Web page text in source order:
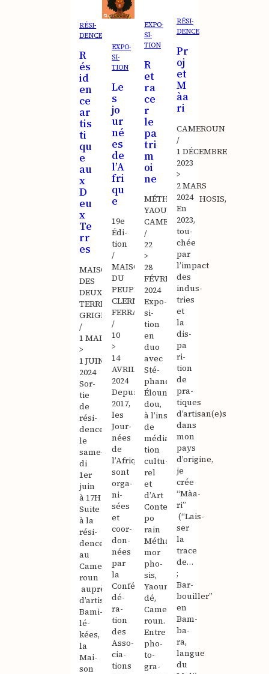
RÉSI­
DENCE
R
és
id
en
ce
ar
tis
ti
qu
e
au
x
D
eu
x
Te
rr
es
MAISON
DES
DEUX
TERRES,
GRIGNAN
/
1 MAI
>
1 JUIN
2024
Sor­
tie
de
rési­
dence
le
same­
di
1er
juin
à 17H
Suite
à la
rési­
dence
au
Came­
roun
auprès
d’artisanes
Bami­
lé­
kées,
la
Mai­
son
EXPO­
SI­
TION
Le
s
jo
ur
né
es
de
l’A
fri
qu
e
19e
Édi­
tion
/
MAISON
DU
PEUPLE,
CLERMONT-
FERRAND
/
10
>
14
AVRIL
2024
Depuis
2017,
les
Jour­
nées
de
l’Afrique
sont
orga­
ni­
sées
et
coor­
don­
nées
par
la
Confé­
dé­
ra­
tion
des
Asso­
cia­
tions
EXPO­
SI­
TION
R
et
ra
ce
r
le
pa
tri
m
oi
ne
MÉTHAMORPHOSIS,
YAOUNDÉ,
CAMEROUN
/
22
>
28
FÉVRIER
2024
Expo­
si­
tion
en
duo
avec
Sté­
phane
Éloun­
dou,
à l’institut
de
média­
tion
cultu­
rel
et
d’Art
Contem­
po­
rain
Métha­
mor­
pho­
sis,
Yaoun­
dé,
Came­
roun.
Entre
pho­
to­
gra­
RÉSI­
DENCE
Pr
oj
et
M
àa
ri
CAMEROUN
/
1 DÉCEMBRE
2023
>
2 MARS
2024
En
2023,
tou­
chée
par
l’impact
des
indus­
tries
et
la
dis­
pa­
ri­
tion
de
pra­
tiques
d’artisan(e)s
dans
mon
pays
d’origine,
je
crée
“Màa­
ri”
(“Lais­
ser
la
trace
de…
;
Bar­
bouiller”
en
Bam­
ba­
ra,
langue
du